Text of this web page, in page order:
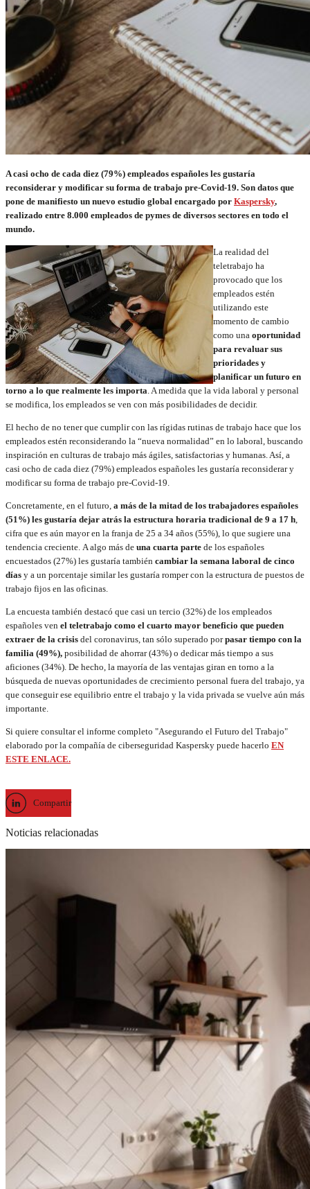
A casi ocho de cada diez (79%) empleados españoles les gustaría
reconsiderar y modificar su forma de trabajo pre-Covid-19. Son datos que
pone de manifiesto un nuevo estudio global encargado por Kaspersky,
realizado entre 8.000 empleados de pymes de diversos sectores en todo el
mundo.
La realidad del
teletrabajo ha
provocado que los
empleados estén
utilizando este
momento de cambio
como una oportunidad
para revaluar sus
prioridades y
planificar un futuro en
torno a lo que realmente les importa. A medida que la vida laboral y personal
se modifica, los empleados se ven con más posibilidades de decidir.
El hecho de no tener que cumplir con las rígidas rutinas de trabajo hace que los
empleados estén reconsiderando la “nueva normalidad” en lo laboral, buscando
inspiración en culturas de trabajo más ágiles, satisfactorias y humanas. Así, a
casi ocho de cada diez (79%) empleados españoles les gustaría reconsiderar y
modificar su forma de trabajo pre-Covid-19.
Concretamente, en el futuro, a más de la mitad de los trabajadores españoles
(51%) les gustaría dejar atrás la estructura horaria tradicional de 9 a 17 h,
cifra que es aún mayor en la franja de 25 a 34 años (55%), lo que sugiere una
tendencia creciente. A algo más de una cuarta parte de los españoles
encuestados (27%) les gustaría también cambiar la semana laboral de cinco
días y a un porcentaje similar les gustaría romper con la estructura de puestos de
trabajo fijos en las oficinas.
La encuesta también destacó que casi un tercio (32%) de los empleados
españoles ven el teletrabajo como el cuarto mayor beneficio que pueden
extraer de la crisis del coronavirus, tan sólo superado porpasar tiempo con la
familia (49%), posibilidad de ahorrar (43%) o dedicar más tiempo a sus
aficiones (34%). De hecho, la mayoría de las ventajas giran en torno a la
búsqueda de nuevas oportunidades de crecimiento personal fuera del trabajo, ya
que conseguir ese equilibrio entre el trabajo y la vida privada se vuelve aún más
importante.
Si quiere consultar el informe completo "Asegurando el Futuro del Trabajo"
elaborado por la compañía de ciberseguridad Kaspersky puede hacerlo EN
ESTE ENLACE.
Compartir
Noticias relacionadas